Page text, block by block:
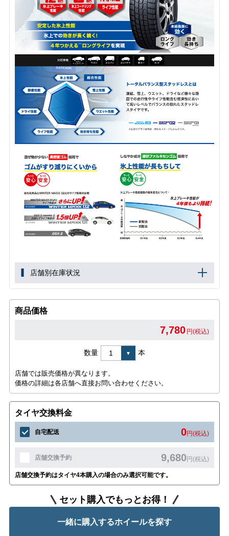
店舗別在庫状況
商品価格
7,780 円(税込)
数量 本
店舗では販売価格が異なります。
価格の詳細は各店舗へ直接お問い合わせください。
タイヤ交換料金
自宅配送 0円(税込)
店舗交換予約 9,680円(税込)
店舗交換予約はタイヤ4本購入の場合のみ選択可能です。
セット購入でもっとお得！
一緒に購入するホイールを探す